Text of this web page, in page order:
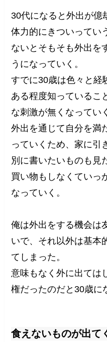
30代になると外出が億
体力的にきついってい
ないとそもそも外出を
うになっていく。
すでに30歳は色々と経
ある程度知っているこ
な刺激が無くなってい
外出を通じて自分を満
っていくため、家に引
別に書いたいものも見
買い物もしなくていっ
なっていく。
俺は外出をする機会は
いで、それ以外は基本
てしまった。
意味もなく外に出ては
権だったのだと30歳に
食えないものが出て